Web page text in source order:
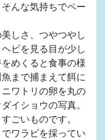
んな気持ちでペー
しさ、つやつやし
ビを見る目が少し
めくると食事の様
まで捕まえて餌に
ワトリの卵を丸の
イショウの写真。
ごいものです。
ワラビを採ってい